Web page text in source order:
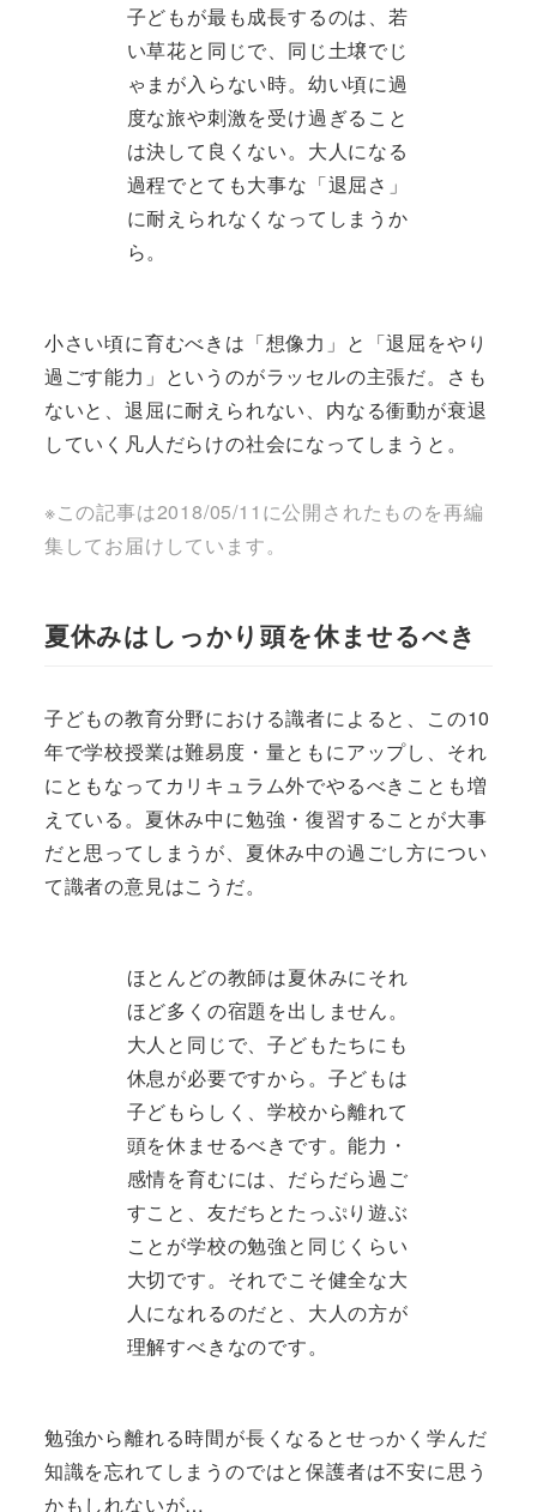
子どもが最も成長するのは、若
い草花と同じで、同じ土壌でじ
ゃまが入らない時。幼い頃に過
度な旅や刺激を受け過ぎること
は決して良くない。大人になる
過程でとても大事な「退屈さ」
に耐えられなくなってしまうか
ら。
小さい頃に育むべきは「想像力」と「退屈をやり
過ごす能力」というのがラッセルの主張だ。さも
ないと、退屈に耐えられない、内なる衝動が衰退
していく凡人だらけの社会になってしまうと。
※この記事は2018/05/11に公開されたものを再編
集してお届けしています。
夏休みはしっかり頭を休ませるべき
子どもの教育分野における識者によると、この10
年で学校授業は難易度・量ともにアップし、それ
にともなってカリキュラム外でやるべきことも増
えている。夏休み中に勉強・復習することが大事
だと思ってしまうが、夏休み中の過ごし方につい
て識者の意見はこうだ。
ほとんどの教師は夏休みにそれ
ほど多くの宿題を出しません。
大人と同じで、子どもたちにも
休息が必要ですから。子どもは
子どもらしく、学校から離れて
頭を休ませるべきです。能力・
感情を育むには、だらだら過ご
すこと、友だちとたっぷり遊ぶ
ことが学校の勉強と同じくらい
大切です。それでこそ健全な大
人になれるのだと、大人の方が
理解すべきなのです。
勉強から離れる時間が長くなるとせっかく学んだ
知識を忘れてしまうのではと保護者は不安に思う
かもしれないが…